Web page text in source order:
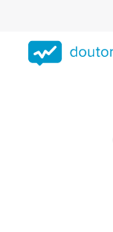
conteúdo
principal